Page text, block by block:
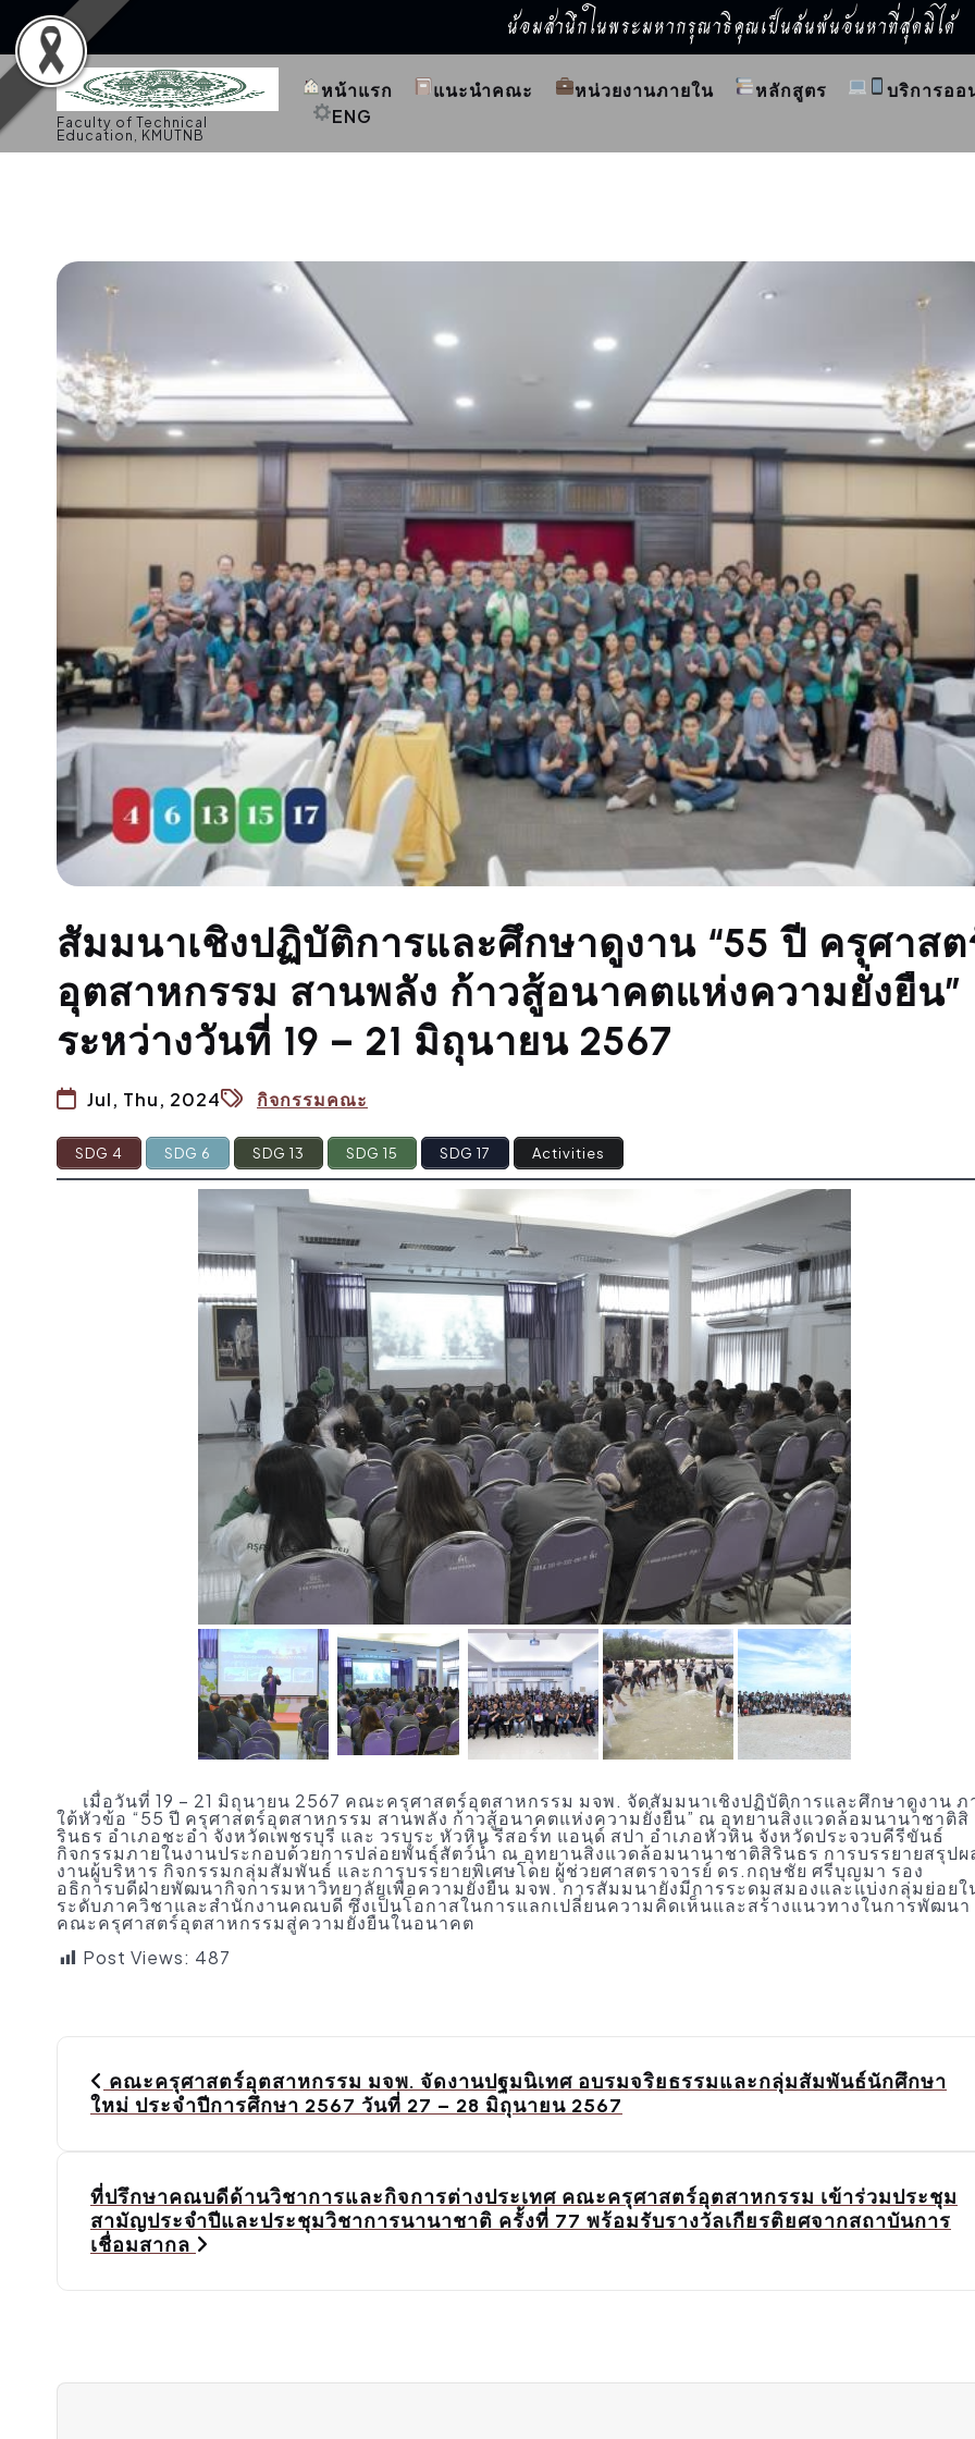
น้อมสำนึกในพระมหากรุณาธิคุณเป็นล้นพ้นอันหาที่สุดมิได้
S
k
t
o
Faculty of Technical
Education, KMUTNB
หน้าแรก แนะนำคณะ หน่วยงานภายใน หลักสูตร บริการออ
ENG
สัมมนาเชิงปฏิบัติการและศึกษาดูงาน “55 ปี ครุศาสต
อุตสาหกรรม สานพลัง ก้าวสู้อนาคตแห่งความยั่งยืน”
ระหว่างวันที่ 19 – 21 มิถุนายน 2567
Jul, Thu, 2024 กิจกรรมคณะ
SDG 4 SDG 6 SDG 13 SDG 15 SDG 17 Activities
เมื่อวันที่ 19 – 21 มิถุนายน 2567 คณะครุศาสตร์อุตสาหกรรม มจพ. จัดสัมมนาเชิงปฏิบัติการและศึกษาดูงาน ภ
ใต้หัวข้อ “55 ปี ครุศาสตร์อุตสาหกรรม สานพลัง ก้าวสู้อนาคตแห่งความยั่งยืน” ณ อุทยานสิ่งแวดล้อมนานาชาติสิ
รินธร อําเภอชะอํา จังหวัดเพชรบุรี และ วรบุระ หัวหิน รีสอร์ท แอนด์ สปา อําเภอหัวหิน จังหวัดประจวบคีรีขันธ์
กิจกรรมภายในงานประกอบด้วยการปล่อยพันธุ์สัตว์น้ำ ณ อุทยานสิ่งแวดล้อมนานาชาติสิรินธร การบรรยายสรุปผ
งานผู้บริหาร กิจกรรมกลุ่มสัมพันธ์ และการบรรยายพิเศษโดย ผู้ช่วยศาสตราจารย์ ดร.กฤษชัย ศรีบุญมา รอง
อธิการบดีฝ่ายพัฒนากิจการมหาวิทยาลัยเพื่อความยั่งยืน มจพ. การสัมมนายังมีการระดมสมองและแบ่งกลุ่มย่อยใ
ระดับภาควิชาและสำนักงานคณบดี ซึ่งเป็นโอกาสในการแลกเปลี่ยนความคิดเห็นและสร้างแนวทางในการพัฒนา
คณะครุศาสตร์อุตสาหกรรมสู่ความยั่งยืนในอนาคต
Post Views: 487
คณะครุศาสตร์อุตสาหกรรม มจพ. จัดงานปฐมนิเทศ อบรมจริยธรรมและกลุ่มสัมพันธ์นักศึกษา
ใหม่ ประจําปีการศึกษา 2567 วันที่ 27 – 28 มิถุนายน 2567
ที่ปรึกษาคณบดีด้านวิชาการและกิจการต่างประเทศ คณะครุศาสตร์อุตสาหกรรม เข้าร่วมประชุม
สามัญประจำปีและประชุมวิชาการนานาชาติ ครั้งที่ 77 พร้อมรับรางวัลเกียรติยศจากสถาบันการ
เชื่อมสากล